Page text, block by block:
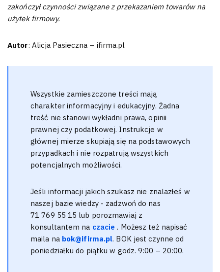
zakończył czynności związane z przekazaniem towarów na
użytek firmowy.
Autor: Alicja Pasieczna – ifirma.pl
Wszystkie zamieszczone treści mają
charakter informacyjny i edukacyjny. Żadna
treść nie stanowi wykładni prawa, opinii
prawnej czy podatkowej. Instrukcje w
głównej mierze skupiają się na podstawowych
przypadkach i nie rozpatrują wszystkich
potencjalnych możliwości.
Jeśli informacji jakich szukasz nie znalazłeś w
naszej bazie wiedzy - zadzwoń do nas
71 769 55 15 lub porozmawiaj z
konsultantem na czacie. Możesz też napisać
maila na bok@ifirma.pl. BOK jest czynne od
poniedziałku do piątku w godz. 9:00 – 20:00.